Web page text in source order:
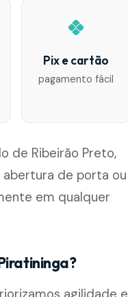
Pix e cartão
pagamento fácil
de Ribeirão Preto,
de porta ou
em qualquer